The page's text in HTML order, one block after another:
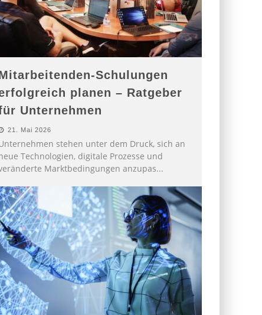
Schulungen
planen – Ratgeber
Unternehmen
21. Mai 2026
stehen unter dem Druck, sich an
Technologien, digitale Prozesse und
Marktbedingungen anzupas...